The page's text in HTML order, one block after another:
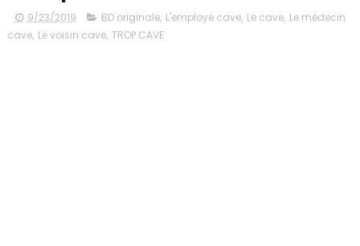
9/23/2019 BD originale, L'employé cave, Le cave, Le médecin
cave, Le voisin cave, TROP CAVE